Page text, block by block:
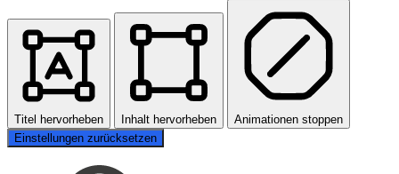
Titel hervorheben Inhalt hervorheben
Animationen stoppen
Einstellungen zurücksetzen